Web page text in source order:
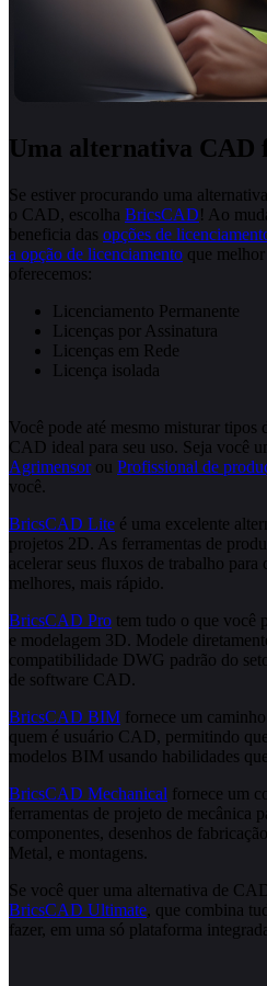
Uma alternativa CAD
Se estiver procurando uma
o CAD, escolha BricsCAD! Ao
beneficia das opções de
a opção de licenciamento que
oferecemos:
Licenciamento Permanente
Licenças por Assinatura
Licenças em Rede
Licença isolada
Você pode até mesmo misturar tipos
CAD ideal para seu uso. Seja você
Agrimensorou Profissional de
você.
BricsCAD Lite é uma excelente
projetos 2D. As ferramentas de
acelerar seus fluxos de trabalho para
melhores, mais rápido.
BricsCAD Pro tem tudo o que você
e modelagem 3D. Modele
compatibilidade DWG padrão do
de software CAD.
BricsCAD BIM fornece um
quem é usuário CAD, permitindo
modelos BIM usando habilidades
BricsCAD Mechanical fornece um
ferramentas de projeto de mecânica
componentes, desenhos de
Metal, e montagens.
Se você quer uma alternativa de
BricsCAD Ultimate, que combina
fazer, em uma só plataforma